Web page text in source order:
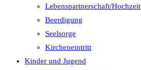
Lebenspartnerschaft/Hochzeit
Beerdigung
Seelsorge
Kircheneintritt
Kinder und Jugend